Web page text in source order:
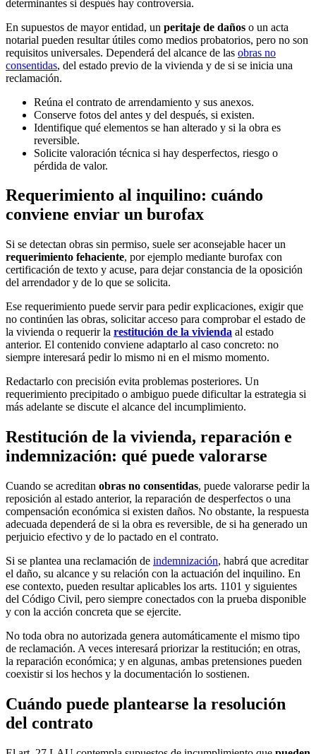
determinantes si después hay controversia.
En supuestos de mayor entidad, un peritaje de daños o un acta
notarial pueden resultar útiles como medios probatorios, pero no son
requisitos universales. Dependerá del alcance de las obras no
consentidas, del estado previo de la vivienda y de si se inicia una
reclamación.
Reúna el contrato de arrendamiento y sus anexos.
Conserve fotos del antes y del después, si existen.
Identifique qué elementos se han alterado y si la obra es
reversible.
Solicite valoración técnica si hay desperfectos, riesgo o
pérdida de valor.
Requerimiento al inquilino: cuándo
conviene enviar un burofax
Si se detectan obras sin permiso, suele ser aconsejable hacer un
requerimiento fehaciente, por ejemplo mediante burofax con
certificación de texto y acuse, para dejar constancia de la oposición
del arrendador y de lo que se solicita.
Ese requerimiento puede servir para pedir explicaciones, exigir que
no continúen las obras, solicitar acceso para comprobar el estado de
la vivienda o requerir la restitución de la vivienda al estado
anterior. El contenido conviene adaptarlo al caso concreto: no
siempre interesará pedir lo mismo ni en el mismo momento.
Redactarlo con precisión evita problemas posteriores. Un
requerimiento precipitado o ambiguo puede dificultar la estrategia si
más adelante se discute el alcance del incumplimiento.
Restitución de la vivienda, reparación e
indemnización: qué puede valorarse
Cuando se acreditan obras no consentidas, puede valorarse pedir la
reposición al estado anterior, la reparación de desperfectos o una
compensación económica si existen daños. No obstante, la respuesta
adecuada dependerá de si la obra es reversible, de si ha generado un
perjuicio efectivo y de lo pactado en el contrato.
Si se plantea una reclamación de indemnización, habrá que acreditar
el daño, su alcance y su relación con la actuación del inquilino. En
ese contexto, pueden resultar aplicables los arts. 1101 y siguientes
del Código Civil, pero siempre conectados con la prueba disponible
y con la acción concreta que se ejercite.
No toda obra no autorizada genera automáticamente el mismo tipo
de reclamación. A veces interesará priorizar la restitución; en otras,
la reparación económica; y en algunas, ambas pretensiones pueden
coexistir si los hechos y la documentación lo sostienen.
Cuándo puede plantearse la resolución
del contrato